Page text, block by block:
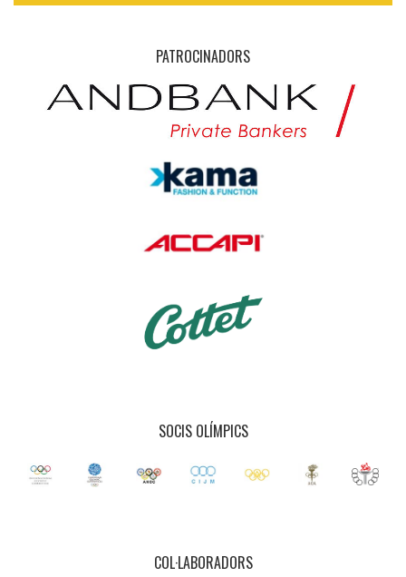
PATROCINADORS
SOCIS OLÍMPICS
COL·LABORADORS